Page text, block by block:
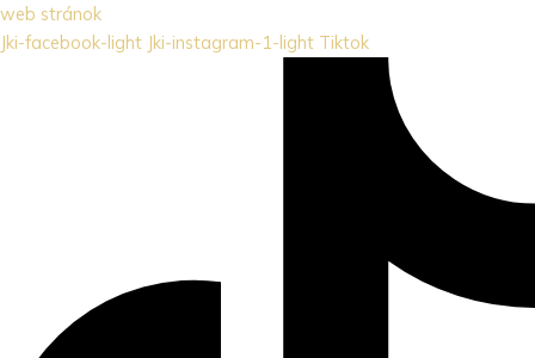
web stránok
Jki-facebook-light Jki-instagram-1-light Tiktok